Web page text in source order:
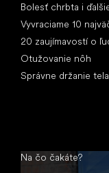
Bolesť chrbta i
Vyvraciame 10
20 zaujímavostí o
Otužovanie nôh
Správne držanie tela
Na čo čakáte?